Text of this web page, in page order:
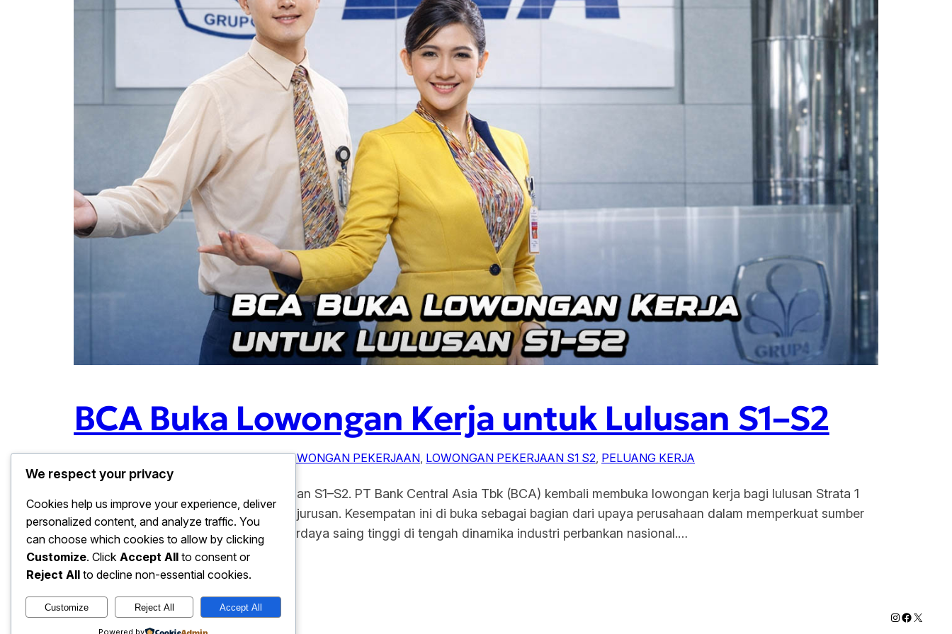
BCA Buka Lowongan Kerja untuk Lulusan S1–S2
Januari 29, 2026BANK CENTRAL ASIA, LOWONGAN PEKERJAAN, LOWONGAN PEKERJAAN S1 S2, PELUANG KERJA
BCA Buka Lowongan Kerja untuk Lulusan S1–S2. PT Bank Central Asia Tbk (BCA) kembali membuka lowongan kerja bagi lulusan Strata 1
(S1) hingga Strata 2 (S2) dari berbagai jurusan. Kesempatan ini di buka sebagai bagian dari upaya perusahaan dalam memperkuat sumber
daya manusia yang berkualitas dan berdaya saing tinggi di tengah dinamika industri perbankan nasional.…
baju hari ini Instagram
X
We respect your privacy
Cookies help us improve your experience, deliver
personalized content, and analyze traffic. You
can choose which cookies to allow by clicking
Customize. Click Accept All to consent or
Reject All to decline non-essential cookies.
Customize Reject All Accept All
Powered by